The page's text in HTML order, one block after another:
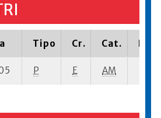
Tipo Cr. Cat.
P E AM